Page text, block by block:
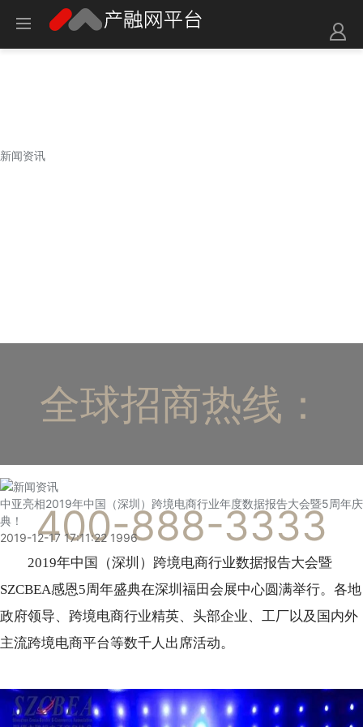
新闻资讯
全球招商热线：
400-888-3333
中亚亮相2019年中国（深圳）跨境电商行业年度数据报告大会暨5周年庆
典！
2019-12-17 17:11:22 1996
2019年中国（深圳）跨境电商行业数据报告大会暨
SZCBEA感恩5周年盛典在深圳福田会展中心圆满举行。各地
政府领导、跨境电商行业精英、头部企业、工厂以及国内外
主流跨境电商平台等数千人出席活动。